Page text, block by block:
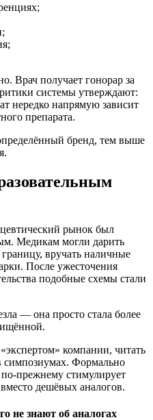
Врач получает гонорар за
системы утверждают:
нередко напрямую зависит
препарата.
бренд, тем выше
рынок был
Медикам могли дарить
границу, вручать наличные
После ужесточения
подобные схемы стали
— она просто стала более
компании, читать
симпозиумах. Формально
прежнему стимулирует
дешёвых аналогов.
не знают об аналогах